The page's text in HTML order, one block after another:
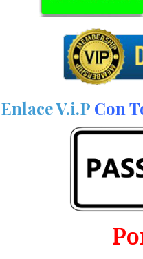
Enlace V.i.P Con